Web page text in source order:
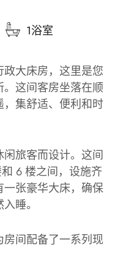
1浴室
大床房，这里是您
这间客房坐落在顺
集舒适、便利和时
旅客而设计。这间
6 楼之间，设施齐
张豪华大床，确保
睡。
间配备了一系列现